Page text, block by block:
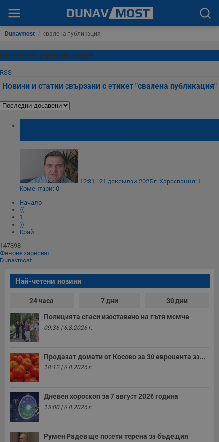
Dunavmost / свалена публикация
свалена публикация
RSS
Новини и статии свързани с етикет "свалена публикация"
12:31 | 21 декември 2025 г. Харесвания: 1
Коментари: 0
Начало
⟨⟨
1
⟩⟩
Край
147398
Фенове харесват
Dunavmost
Най-четени новини
24 часа 7 дни 30 дни
Полицията спаси изоставено на пътя момче
09:36 | 6.8.2026 г.
Продават домати от Косово за 30 евроцента за...
18:12 | 6.8.2026 г.
Дневен хороскоп за 7 август 2026 година
15:00 | 6.8.2026 г.
Румен Радев ще посети терена за бъдещия